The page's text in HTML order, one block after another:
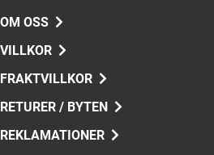
OM OSS
VILLKOR
FRAKTVILLKOR
RETURER / BYTEN
REKLAMATIONER